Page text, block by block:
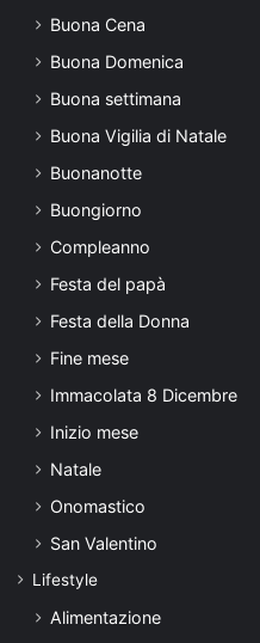
Buona Cena
Buona Domenica
Buona settimana
Buona Vigilia di Natale
Buonanotte
Buongiorno
Compleanno
Festa del papà
Festa della Donna
Fine mese
Immacolata 8 Dicembre
Inizio mese
Natale
Onomastico
San Valentino
Lifestyle
Alimentazione